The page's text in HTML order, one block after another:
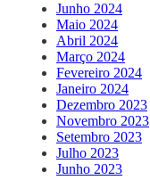
Junho 2024
Maio 2024
Abril 2024
Março 2024
Fevereiro 2024
Janeiro 2024
Dezembro 2023
Novembro 2023
Setembro 2023
Julho 2023
Junho 2023